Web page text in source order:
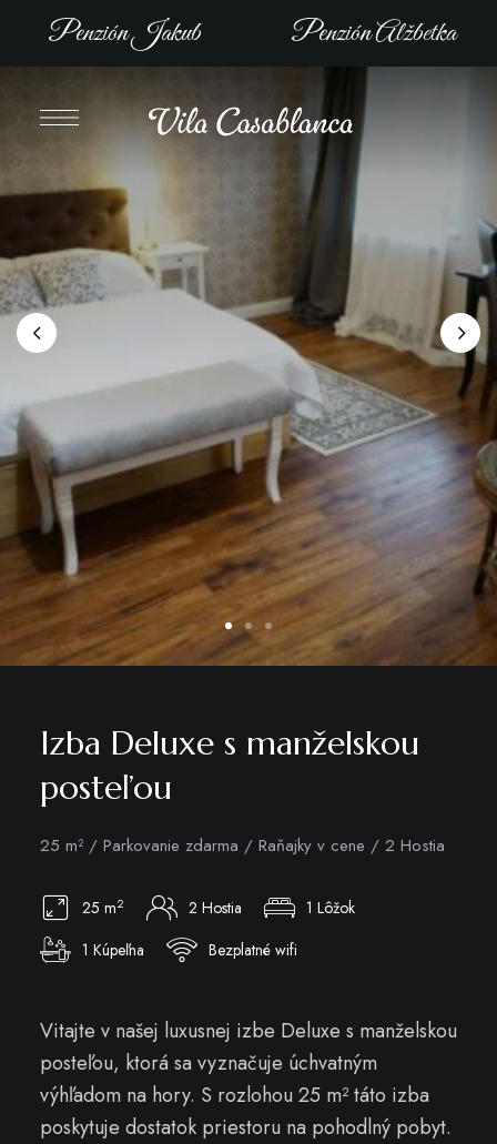
Penzión Jakub Penzión Alžbetka
Izba Deluxe s manželskou
posteľou
25 m² / Parkovanie zdarma / Raňajky v cene / 2 Hostia
25 m2 2 Hostia
1 Lôžok
1 Kúpeľna
Bezplatné wifi
Vitajte v našej luxusnej izbe Deluxe s manželskou
posteľou, ktorá sa vyznačuje úchvatným
výhľadom na hory. S rozlohou 25 m² táto izba
poskytuje dostatok priestoru na pohodlný pobyt.